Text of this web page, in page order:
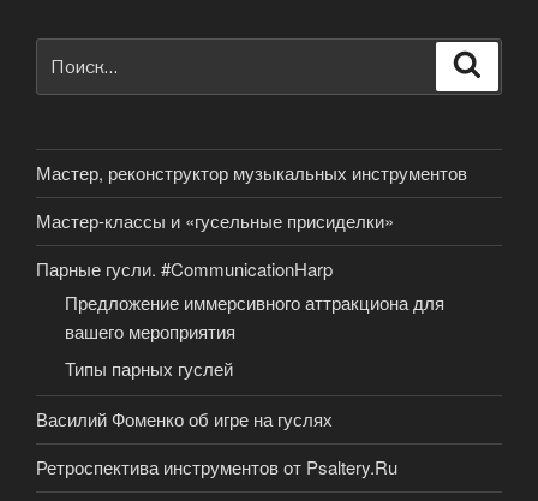
Мастер, реконструктор музыкальных инструментов
Мастер-классы и «гусельные присиделки»
Парные гусли. #CommunicationHarp
Предложение иммерсивного аттракциона для
вашего мероприятия
Типы парных гуслей
Василий Фоменко об игре на гуслях
Ретроспектива инструментов от Psaltery.Ru